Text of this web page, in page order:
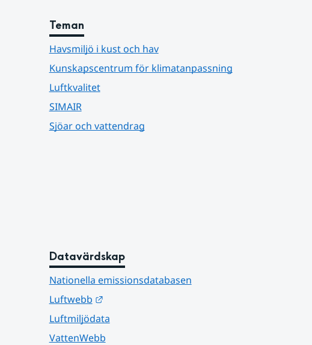
Teman
Havsmiljö i kust och hav
Kunskapscentrum för klimatanpassning
Luftkvalitet
SIMAIR
Sjöar och vattendrag
Datavärdskap
Nationella emissionsdatabasen
Luftwebb
Länk till annan webbplats.
Luftmiljödata
VattenWebb